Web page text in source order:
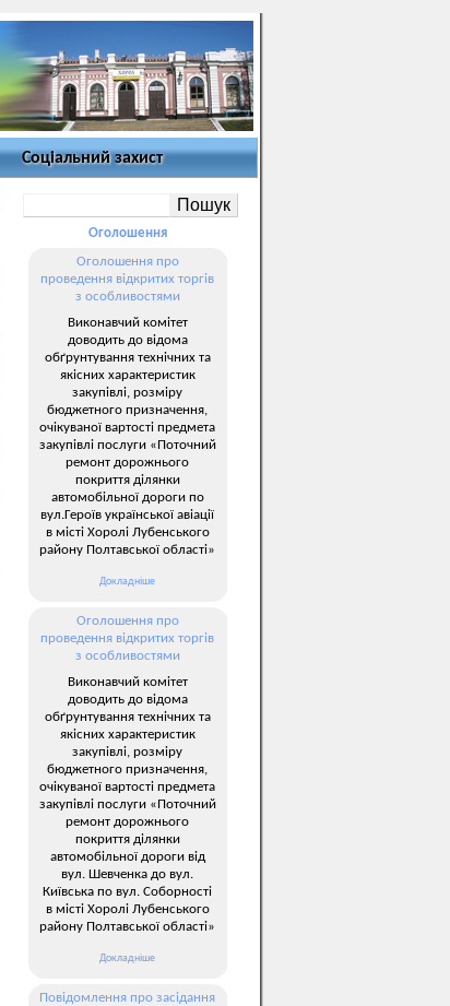
Соціальний захист
Оголошення
Оголошення про
проведення відкритих торгів
з особливостями
Виконавчий комітет
доводить до відома
обґрунтування технічних та
якісних характеристик
закупівлі, розміру
бюджетного призначення,
очікуваної вартості предмета
закупівлі послуги «Поточний
ремонт дорожнього
покриття ділянки
автомобільної дороги по
вул.Героїв української авіації
в місті Хоролі Лубенського
району Полтавської області»
Докладніше
Оголошення про
проведення відкритих торгів
з особливостями
Виконавчий комітет
доводить до відома
обґрунтування технічних та
якісних характеристик
закупівлі, розміру
бюджетного призначення,
очікуваної вартості предмета
закупівлі послуги «Поточний
ремонт дорожнього
покриття ділянки
автомобільної дороги від
вул. Шевченка до вул.
Київська по вул. Соборності
в місті Хоролі Лубенського
району Полтавської області»
Докладніше
Повідомлення про засідання